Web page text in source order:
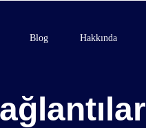
Blog Hakkında